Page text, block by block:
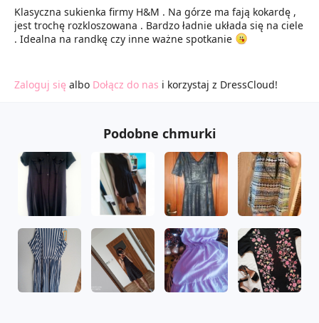
Klasyczna sukienka firmy H&M . Na górze ma fają kokardę ,
jest trochę rozkloszowana . Bardzo ładnie układa się na ciele
. Idealna na randkę czy inne ważne spotkanie
Zaloguj się albo Dołącz do nas i korzystaj z DressCloud!
Podobne chmurki